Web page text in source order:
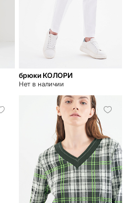
брюки КОЛОРИ
Нет в наличии